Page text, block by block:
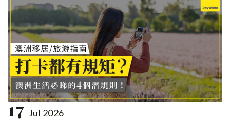
17 Jul 2026